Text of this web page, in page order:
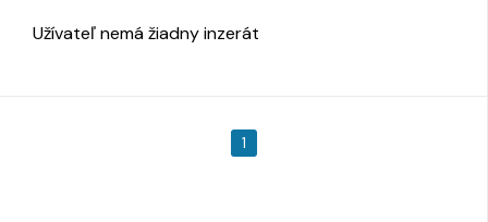
Užívateľ nemá žiadny inzerát
1